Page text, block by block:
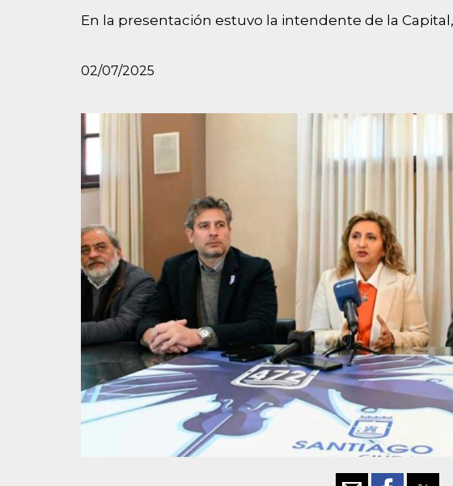
En la presentación estuvo la intendente de la
02/07/2025